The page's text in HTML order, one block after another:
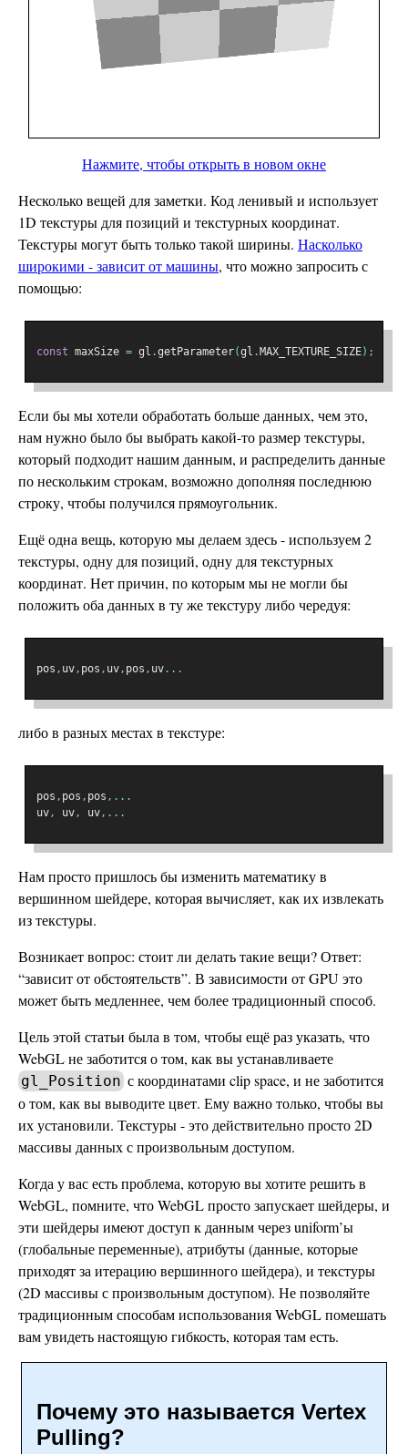
Нажмите, чтобы открыть в новом окне
Несколько вещей для заметки. Код ленивый и использует
1D текстуры для позиций и текстурных координат.
Текстуры могут быть только такой ширины. Насколько
широкими - зависит от машины, что можно запросить с
помощью:
const maxSize = gl .getParameter(gl . MAX_TEXTURE_SIZE);
Если бы мы хотели обработать больше данных, чем это,
нам нужно было бы выбрать какой-то размер текстуры,
который подходит нашим данным, и распределить данные
по нескольким строкам, возможно дополняя последнюю
строку, чтобы получился прямоугольник.
Ещё одна вещь, которую мы делаем здесь - используем 2
текстуры, одну для позиций, одну для текстурных
координат. Нет причин, по которым мы не могли бы
положить оба данных в ту же текстуру либо чередуя:
pos , uv, pos , uv, pos , uv...
либо в разных местах в текстуре:
pos , pos , pos ,...
uv, uv, uv,...
Нам просто пришлось бы изменить математику в
вершинном шейдере, которая вычисляет, как их извлекать
из текстуры.
Возникает вопрос: стоит ли делать такие вещи? Ответ:
“зависит от обстоятельств”. В зависимости от GPU это
может быть медленнее, чем более традиционный способ.
Цель этой статьи была в том, чтобы ещё раз указать, что
WebGL не заботится о том, как вы устанавливаете
gl_Position с координатами clip space, и не заботится
о том, как вы выводите цвет. Ему важно только, чтобы вы
их установили. Текстуры - это действительно просто 2D
массивы данных с произвольным доступом.
Когда у вас есть проблема, которую вы хотите решить в
WebGL, помните, что WebGL просто запускает шейдеры, и
эти шейдеры имеют доступ к данным через uniform’ы
(глобальные переменные), атрибуты (данные, которые
приходят за итерацию вершинного шейдера), и текстуры
(2D массивы с произвольным доступом). Не позволяйте
традиционным способам использования WebGL помешать
вам увидеть настоящую гибкость, которая там есть.
Почему это называется Vertex
Pulling?